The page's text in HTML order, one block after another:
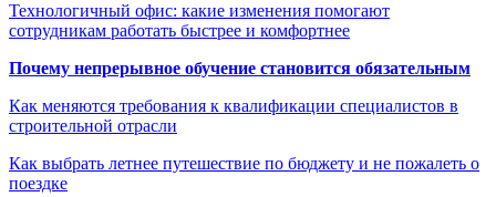
Технологичный офис: какие изменения помогают
сотрудникам работать быстрее и комфортнее
Почему непрерывное обучение становится обязательным
Как меняются требования к квалификации специалистов в
строительной отрасли
Как выбрать летнее путешествие по бюджету и не пожалеть о
поездке